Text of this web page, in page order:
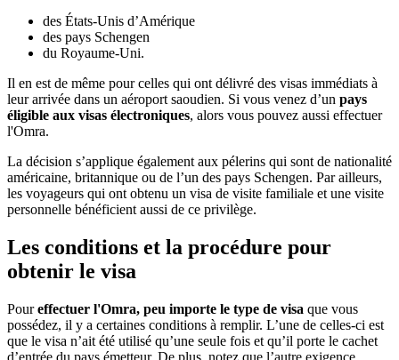
des États-Unis d’Amérique
des pays Schengen
du Royaume-Uni.
Il en est de même pour celles qui ont délivré des visas immédiats à
leur arrivée dans un aéroport saoudien. Si vous venez d’un pays
éligible aux visas électroniques, alors vous pouvez aussi effectuer
l'Omra.
La décision s’applique également aux pélerins qui sont de nationalité
américaine, britannique ou de l’un des pays Schengen. Par ailleurs,
les voyageurs qui ont obtenu un visa de visite familiale et une visite
personnelle bénéficient aussi de ce privilège.
Les conditions et la procédure pour
obtenir le visa
Poureffectuer l'Omra, peu importe le type de visa que vous
possédez, il y a certaines conditions à remplir. L’une de celles-ci est
que le visa n’ait été utilisé qu’une seule fois et qu’il porte le cachet
d’entrée du pays émetteur. De plus, notez que l’autre exigence